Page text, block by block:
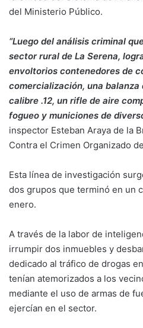
del Ministerio Público.
“Luego del análisis criminal
sector rural de La Serena,
envoltorios contenedores de
comercialización, una
calibre .12, un rifle de aire
fogueo y municiones de
inspector Esteban Araya de la
Contra el Crimen Organizado
Esta línea de investigación
dos grupos que terminó en un
enero.
A través de la labor de
irrumpir dos inmuebles y
dedicado al tráfico de drogas
tenían atemorizados a los
mediante el uso de armas de
ejercían en el sector.